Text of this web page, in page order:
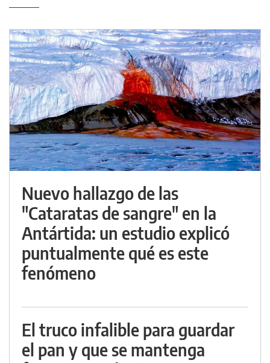
Nuevo hallazgo de las
"Cataratas de sangre" en la
Antártida: un estudio explicó
puntualmente qué es este
fenómeno
El truco infalible para guardar
el pan y que se mantenga